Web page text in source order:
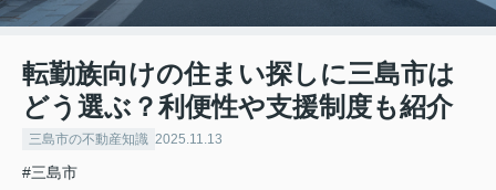
転勤族向けの住まい探しに三島市は
どう選ぶ？利便性や支援制度も紹介
三島市の不動産知識 2025.11.13
#三島市